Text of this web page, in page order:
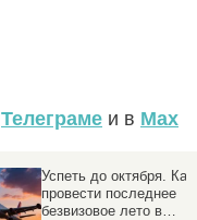
Телеграме и в Max
Успеть до октября. Как
провести последнее
безвизовое лето в